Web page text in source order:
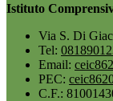
Istituto
Via S. Di
Tel:
Email:
PEC:
C.F.: